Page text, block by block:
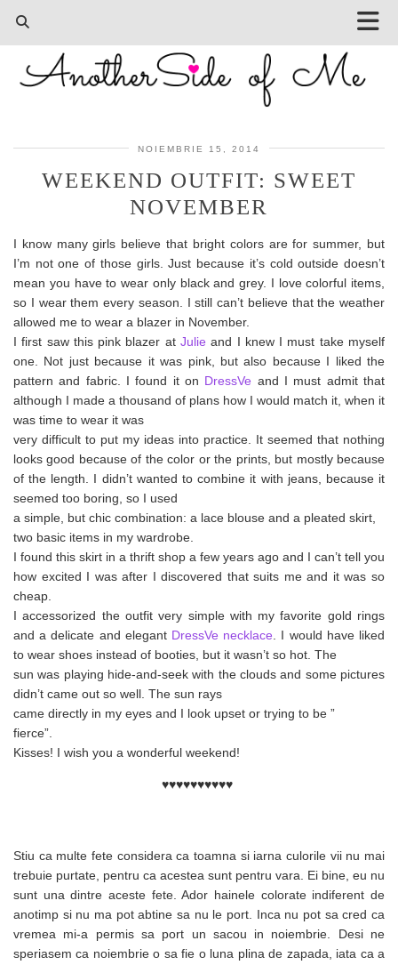
NOIEMBRIE 15, 2014
WEEKEND OUTFIT: SWEET
NOVEMBER
I know many girls believe that bright colors are for summer, but
I’m not one of those girls. Just because it’s cold outside doesn’t
mean you have to wear only black and grey. I love colorful items,
so I wear them every season. I still can’t believe that the weather
allowed me to wear a blazer in November.
I first saw this pink blazer at Julie and I knew I must take myself
one. Not just because it was pink, but also because I liked the
pattern and fabric. I found it on DressVe and I must admit that
although I made a thousand of plans how I would match it, when it
was time to wear it was
very difficult to put my ideas into practice. It seemed that nothing
looks good because of the color or the prints, but mostly because
of the length. I didn’t wanted to combine it with jeans, because it
seemed too boring, so I used
a simple, but chic combination: a lace blouse and a pleated skirt,
two basic items in my wardrobe.
I found this skirt in a thrift shop a few years ago and I can’t tell you
how excited I was after I discovered that suits me and it was so
cheap.
I accessorized the outfit very simple with my favorite gold rings
and a delicate and elegant DressVe necklace . I would have liked
to wear shoes instead of booties, but it wasn’t so hot. The
sun was playing hide-and-seek with the clouds and some pictures
didn’t came out so well. The sun rays
came directly in my eyes and I look upset or trying to be ”
fierce”.
Kisses! I wish you a wonderful weekend!
♥♥♥♥♥♥♥♥♥♥
Stiu ca multe fete considera ca toamna si iarna culorile vii nu mai
trebuie purtate, pentru ca acestea sunt pentru vara. Ei bine, eu nu
sunt una dintre aceste fete. Ador hainele colorate indiferent de
anotimp si nu ma pot abtine sa nu le port. Inca nu pot sa cred ca
vremea mi-a permis sa port un sacou in noiembrie. Desi ne
speriasem ca noiembrie o sa fie o luna plina de zapada, iata ca a